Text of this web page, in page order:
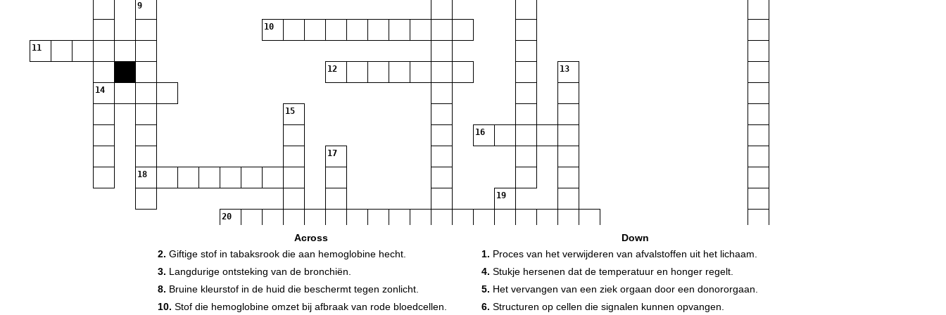
9
10
11
12 13
14
15
16
17
18
19
20
21
Across
2. Giftige stof in tabaksrook die aan hemoglobine hecht.
3. Langdurige ontsteking van de bronchiën.
8. Bruine kleurstof in de huid die beschermt tegen zonlicht.
10. Stof die hemoglobine omzet bij afbraak van rode bloedcellen.
Down
1. Proces van het verwijderen van afvalstoffen uit het lichaam.
4. Stukje hersenen dat de temperatuur en honger regelt.
5. Het vervangen van een ziek orgaan door een donororgaan.
6. Structuren op cellen die signalen kunnen opvangen.